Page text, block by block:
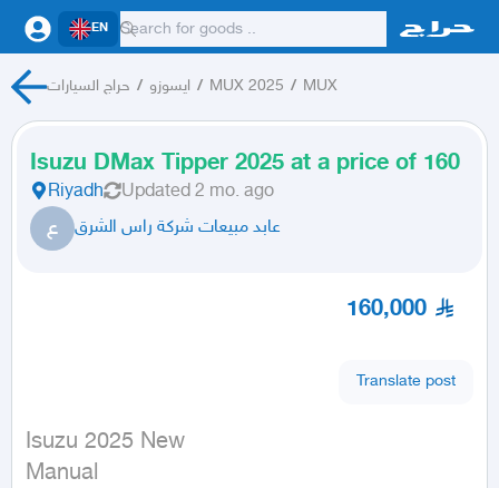
EN
حراج السيارات / ايسوزو / MUX 2025 / MUX
Isuzu DMax Tipper 2025 at a price of 160
Riyadh Updated 2 mo. ago
ع عابد مبيعات شركة راس الشرق
160,000
Translate post
Isuzu 2025 New
Manual